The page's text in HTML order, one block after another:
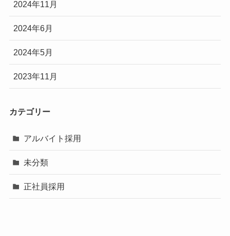
2024年11月
2024年6月
2024年5月
2023年11月
カテゴリー
アルバイト採用
未分類
正社員採用